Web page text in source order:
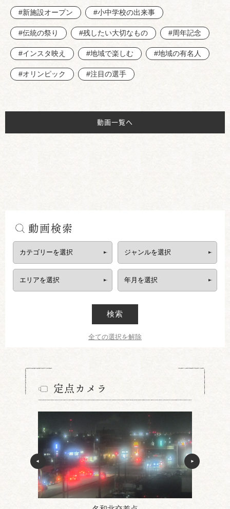
#新施設オープン #小中学校の出来事
#伝統の祭り #残したい大切なもの #周年記念
#インスタ映え #地域で楽しむ #地域の有名人
#オリンピック #注目の選手
動画一覧へ
動画検索
検索
全ての選択を解除
定点カメラ